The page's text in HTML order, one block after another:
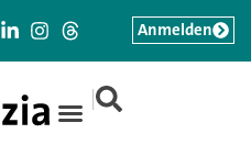
|
Anmelden